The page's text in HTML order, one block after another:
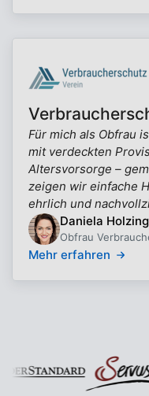
Für mich als Obfrau
mit verdeckten
Altersvorsorge –
zeigen wir einfache
ehrlich und
Daniela
Obfrau
Mehr erfahren